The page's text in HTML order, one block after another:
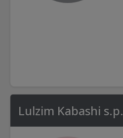
Lulzim Kabashi s.p.